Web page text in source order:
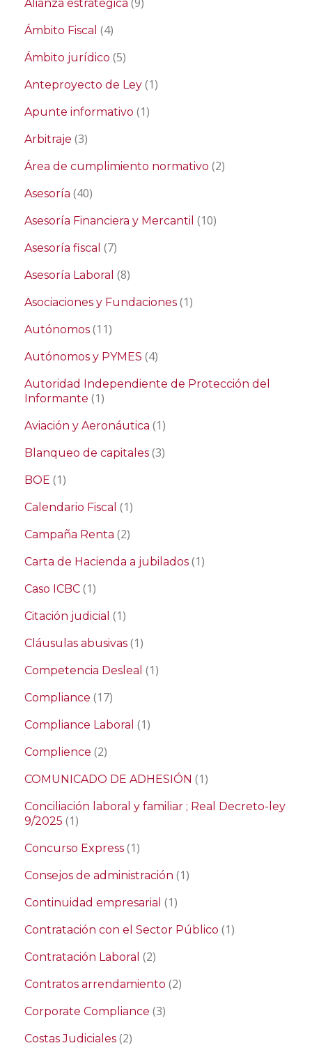
Alianza estrategica
Ámbito Fiscal (4)
Ámbito jurídico (5)
Anteproyecto de Ley (1)
Apunte informativo (1)
Arbitraje (3)
Área de cumplimiento normativo (2)
Asesoría (40)
Asesoría Financiera y Mercantil (10)
Asesoría fiscal (7)
Asesoría Laboral (8)
Asociaciones y Fundaciones (1)
Autónomos (11)
Autónomos y PYMES (4)
Autoridad Independiente de Protección del
Informante (1)
Aviación y Aeronáutica (1)
Blanqueo de capitales (3)
BOE (1)
Calendario Fiscal (1)
Campaña Renta (2)
Carta de Hacienda a jubilados (1)
Caso ICBC (1)
Citación judicial (1)
Cláusulas abusivas (1)
Competencia Desleal (1)
Compliance (17)
Compliance Laboral (1)
Complience (2)
COMUNICADO DE ADHESIÓN (1)
Conciliación laboral y familiar ; Real Decreto-ley
9/2025 (1)
Concurso Express (1)
Consejos de administración (1)
Continuidad empresarial (1)
Contratación con el Sector Público (1)
Contratación Laboral (2)
Contratos arrendamiento (2)
Corporate Compliance (3)
Costas Judiciales (2)